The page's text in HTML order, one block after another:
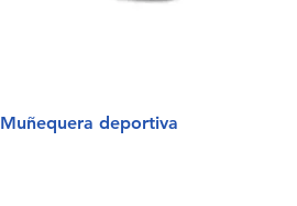
Muñequera deportiva